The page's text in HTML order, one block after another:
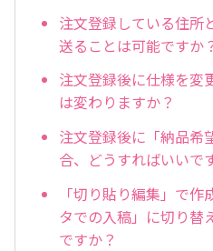
注文登録している住所
送ることは可能ですか
注文登録後に仕様を変
は変わりますか？
注文登録後に「納品希
合、どうすればいいで
「切り貼り編集」で
タでの入稿」に切り替
ですか？